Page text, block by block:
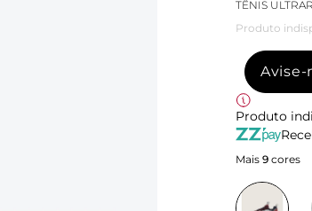
TÊNIS
Produto
Avise-
Produto
Mais 9 cores